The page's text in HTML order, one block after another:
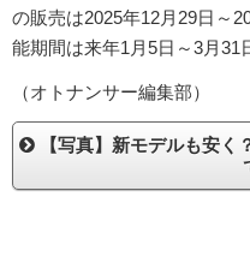
の販売は2025年12月29日～
能期間は来年1月5日～3月31
（オトナンサー編集部）
【写真】新モデルも安